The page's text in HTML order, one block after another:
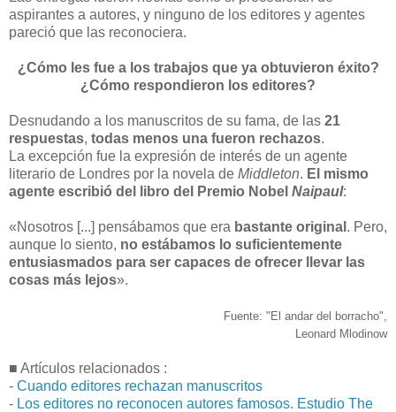
aspirantes a autores, y ninguno de los editores y agentes
pareció que las reconociera.
¿Cómo les fue a los trabajos que ya obtuvieron éxito?
¿Cómo respondieron los editores?
Desnudando a los manuscritos de su fama, de las 21
respuestas, todas menos una fueron rechazos.
La excepción fue la expresión de interés de un agente
literario de Londres por la novela de Middleton. El mismo
agente escribió del libro del Premio Nobel Naipaul:
«Nosotros [...] pensábamos que era bastante original . Pero,
aunque lo siento, no estábamos lo suficientemente
entusiasmados para ser capaces de ofrecer llevar las
cosas más lejos».
Fuente: "El andar del borracho",
Leonard Mlodinow
■ Artículos relacionados :
- Cuando editores rechazan manuscritos
- Los editores no reconocen autores famosos. Estudio The